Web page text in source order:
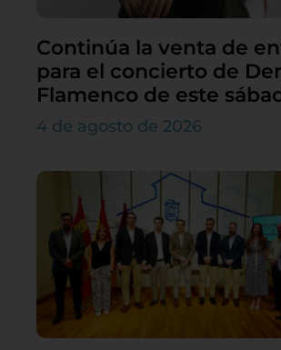
Continúa la venta de
para el concierto de
Flamenco de este
4 de agosto de 2026